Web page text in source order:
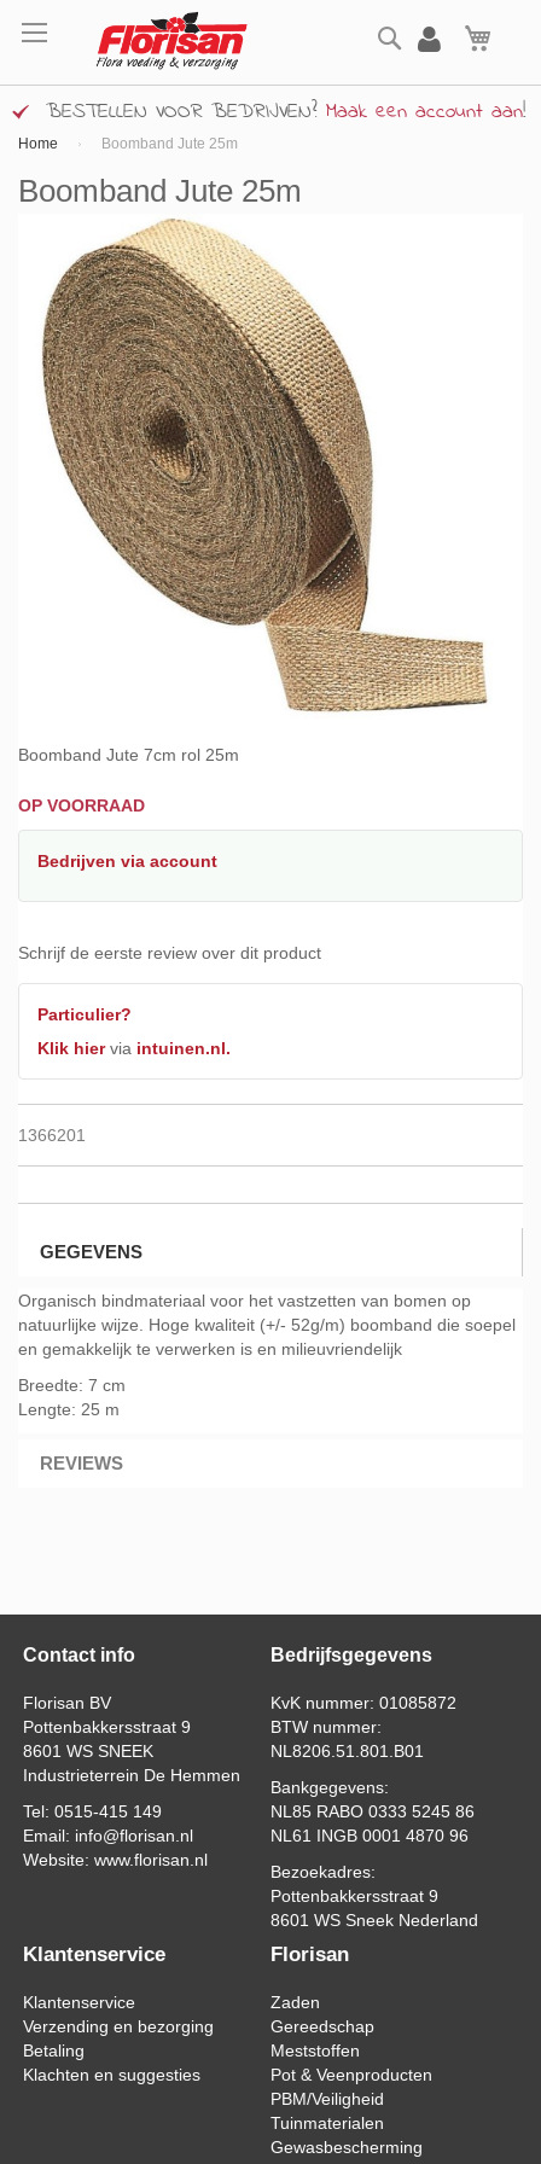
naar
inhoud
Zoek
BESTELLEN VOOR BEDRIJVEN? Maak een account aan!
Home Boomband Jute 25m
Boomband Jute 25m
Boomband Jute 7cm rol 25m
OP VOORRAAD
Bedrijven via account
Schrijf de eerste review over dit product
Particulier?
Klik hiervia intuinen.nl.
1366201
einde
van
afbeeldingen-
gallerij
naar
begin
van
afbeeldingen-
gallerij
GEGEVENS
Organisch bindmateriaal voor het vastzetten van bomen op
natuurlijke wijze. Hoge kwaliteit (+/- 52g/m) boomband die soepel
en gemakkelijk te verwerken is en milieuvriendelijk
Breedte: 7 cm
Lengte: 25 m
REVIEWS
Contact info
Florisan BV
Pottenbakkersstraat 9
8601 WS SNEEK
Industrieterrein De Hemmen
Tel: 0515-415 149
Email: info@florisan.nl
Website: www.florisan.nl
Bedrijfsgegevens
KvK nummer: 01085872
BTW nummer:
NL8206.51.801.B01
Bankgegevens:
NL85 RABO 0333 5245 86
NL61 INGB 0001 4870 96
Bezoekadres:
Pottenbakkersstraat 9
8601 WS Sneek Nederland
Klantenservice
Klantenservice
Verzending en bezorging
Betaling
Klachten en suggesties
Florisan
Zaden
Gereedschap
Meststoffen
Pot & Veenproducten
PBM/Veiligheid
Tuinmaterialen
Gewasbescherming